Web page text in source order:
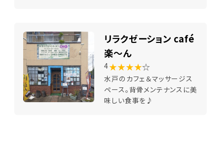
リラクゼーション café
楽～ん
4★★★★☆
水戸のカフェ＆マッサージス
ペース。背骨メンテナンスに美
味しい食事を♪